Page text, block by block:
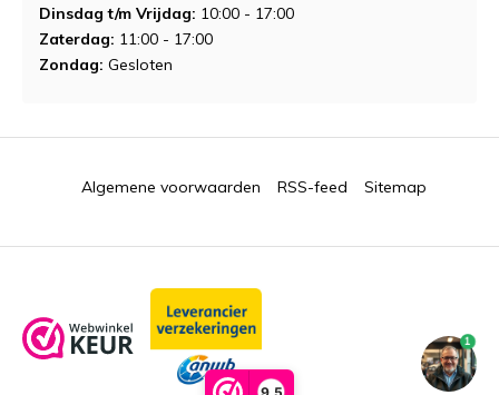
9,5
Dinsdag t/m Vrijdag: 10:00 - 17:00
Zaterdag: 11:00 - 17:00
Zondag: Gesloten
Algemene voorwaarden RSS-feed Sitemap
1